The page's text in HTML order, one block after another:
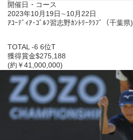
開催日・コース
2023年10月19日∼10月22日
ｱｺｰﾃﾞｨｱ･ｺﾞﾙﾌ習志野ｶﾝﾄﾘｰｸﾗﾌﾞ（千葉県)
TOTAL -6 6位T
獲得賞金$275,188
(約￥41,000,000)